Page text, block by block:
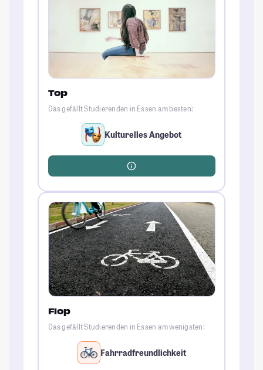
Top
Das gefällt Studierenden in Essen am besten:
Kulturelles Angebot
Flop
Das gefällt Studierenden in Essen am wenigsten:
Fahrradfreundlichkeit